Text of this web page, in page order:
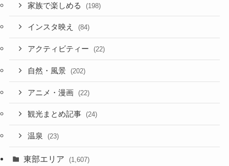
家族で楽しめる (198)
インスタ映え (84)
アクティビティー (22)
自然・風景 (202)
アニメ・漫画 (22)
観光まとめ記事 (24)
温泉 (23)
東部エリア (1,607)